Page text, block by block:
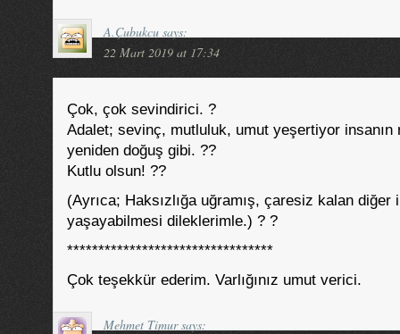
A.Çubukcu says:
22 Mart 2019 at 17:34
Çok, çok sevindirici. ?
Adalet; sevinç, mutluluk, umut yeşertiyor insanın
yeniden doğuş gibi. ??
Kutlu olsun! ??
(Ayrıca; Haksızlığa uğramış, çaresiz kalan diğer
yaşayabilmesi dileklerimle.) ? ?
*********************************
Çok teşekkür ederim. Varlığınız umut verici.
Mehmet Timur says: